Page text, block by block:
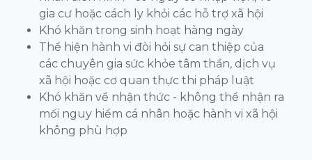
gia cư hoặc cách ly khỏi các hỗ trợ xã hội
Khó khăn trong sinh hoạt hàng ngày
Thể hiện hành vi đòi hỏi sự can thiệp của
các chuyên gia sức khỏe tâm thần, dịch vụ
xã hội hoặc cơ quan thực thi pháp luật
Khó khăn về nhận thức - không thể nhận ra
mối nguy hiểm cá nhân hoặc hành vi xã hội
không phù hợp